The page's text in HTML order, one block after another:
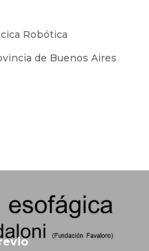
Robótica
de Buenos Aires